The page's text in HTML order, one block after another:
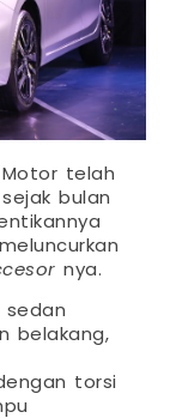
telah
bulan
nya.
sedan
belakang,
torsi